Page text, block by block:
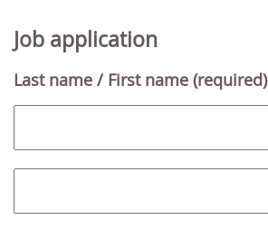
Job application
Last name / First name (required)